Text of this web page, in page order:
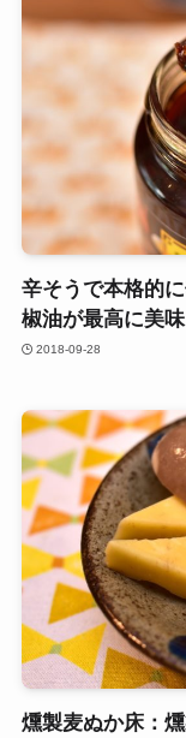
辛そうで本格的
椒油が最高に美味
2018-09-28
燻製麦ぬか床：